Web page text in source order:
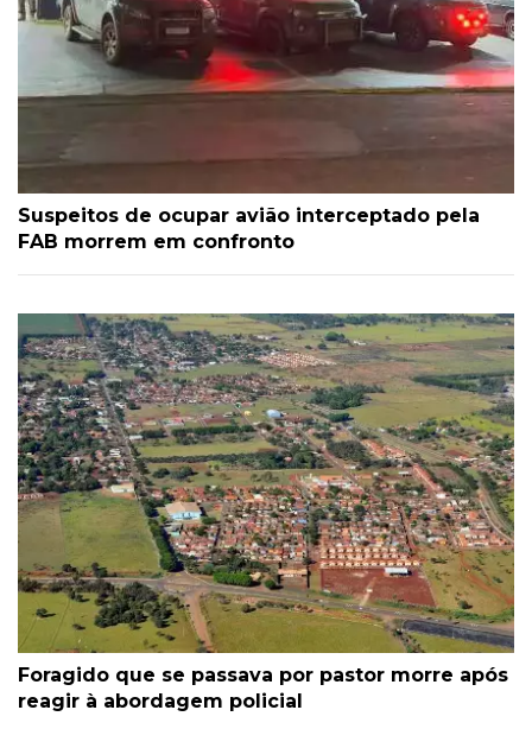
Suspeitos de ocupar avião interceptado pela
FAB morrem em confronto
Foragido que se passava por pastor morre após
reagir à abordagem policial